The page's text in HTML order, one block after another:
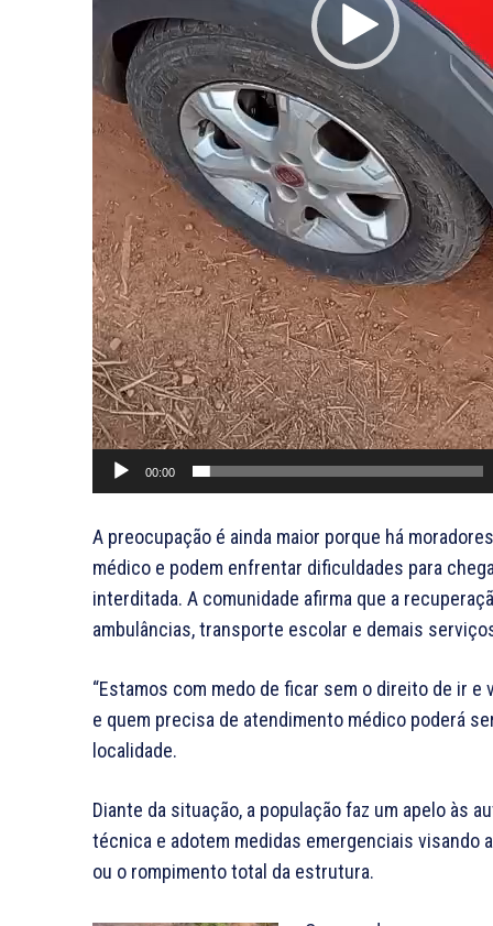
00:00
A preocupação é ainda maior porque há
médico e podem enfrentar dificuldades para
interditada. A comunidade afirma que a
ambulâncias, transporte escolar e demais
“Estamos com medo de ficar sem o direito de ir
e quem precisa de atendimento médico poderá
localidade.
Diante da situação, a população faz um apelo às
técnica e adotem medidas emergenciais visando
ou o rompimento total da estrutura.